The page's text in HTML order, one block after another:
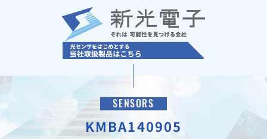
SENSORS
KMBA140905